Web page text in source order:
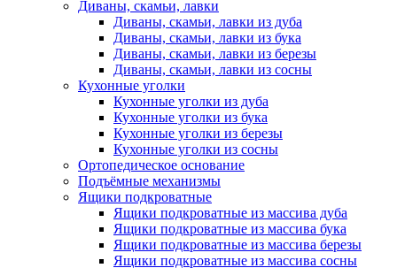
Диваны, скамьи, лавки
Диваны, скамьи, лавки из дуба
Диваны, скамьи, лавки из бука
Диваны, скамьи, лавки из березы
Диваны, скамьи, лавки из сосны
Кухонные уголки
Кухонные уголки из дуба
Кухонные уголки из бука
Кухонные уголки из березы
Кухонные уголки из сосны
Ортопедическое основание
Подъёмные механизмы
Ящики подкроватные
Ящики подкроватные из массива дуба
Ящики подкроватные из массива бука
Ящики подкроватные из массива березы
Ящики подкроватные из массива сосны